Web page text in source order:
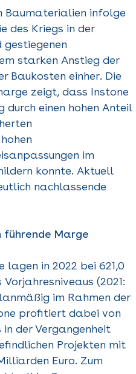
Baumaterialien infolge
des Kriegs in der
gestiegenen
starken Anstieg der
Baukosten einher. Die
zeigt, dass Instone
einen hohen Anteil
im
konnte. Aktuell
nachlassende
Marge
lagen in 2022 bei 621,0
(2021:
im Rahmen der
profitiert dabei von
der Vergangenheit
Projekten mit
Euro. Zum